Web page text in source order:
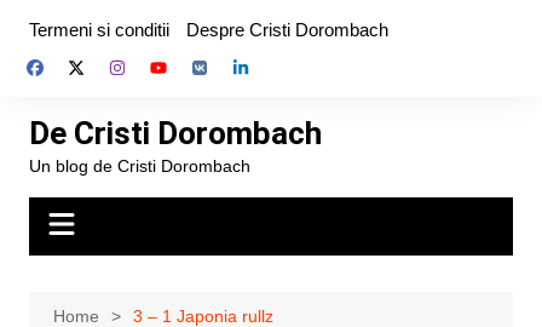
content
Termeni si conditii Despre Cristi Dorombach
De Cristi Dorombach
Un blog de Cristi Dorombach
Home 3 – 1 Japonia rullz